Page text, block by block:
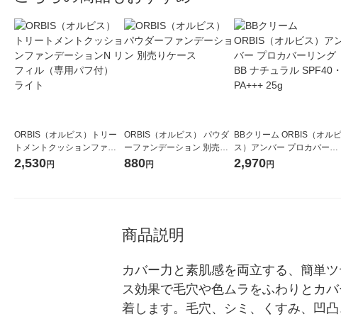
ORBIS（オルビス）トリー
トメントクッションファン
デーションN リフィル（専
用パフ付） ライト
2,530円
ORBIS（オルビス） パウダ
ーファンデーション 別売り
ケース
880円
BBクリーム ORBIS（オルビ
ス）アンバー プロカバーリ
ングBB ナチュラル SPF40・
PA+++ 25g
2,970円
商品説明
カバー力と素肌感を両立する、簡単
ス効果で毛穴や色ムラをふわりとカ
着します。毛穴、シミ、くすみ、凹